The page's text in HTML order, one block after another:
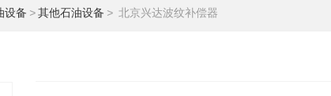
设备 >其他石油设备 > 北京兴达波纹补偿器